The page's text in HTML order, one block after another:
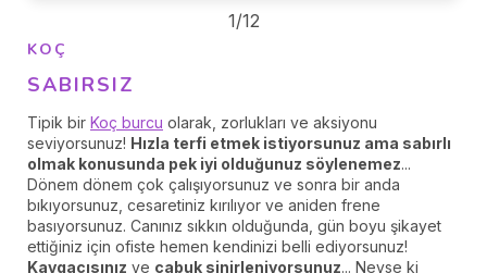
KOÇ
SABIRSIZ
Tipik bir Koç burcu olarak, zorlukları ve aksiyonu
seviyorsunuz! Hızla terfi etmek istiyorsunuz ama sabırlı
olmak konusunda pek iyi olduğunuz söylenemez...
Dönem dönem çok çalışıyorsunuz ve sonra bir anda
bıkıyorsunuz, cesaretiniz kırılıyor ve aniden frene
basıyorsunuz. Canınız sıkkın olduğunda, gün boyu şikayet
ettiğiniz için ofiste hemen kendinizi belli ediyorsunuz!
Kavgacısınız ve çabuk sinirleniyorsunuz... Neyse ki
1/12